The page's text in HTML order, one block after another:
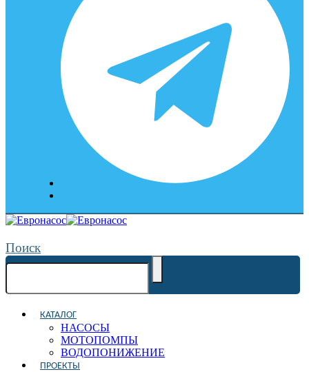
Поиск
КАТАЛОГ
НАСОСЫ
МОТОПОМПЫ
ВОДОПОНИЖЕНИЕ
ПРОЕКТЫ